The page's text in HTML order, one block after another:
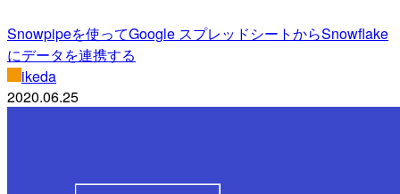
Snowpipeを使ってGoogle スプレッドシートからSnowflake
にデータを連携する
ikeda
2020.06.25